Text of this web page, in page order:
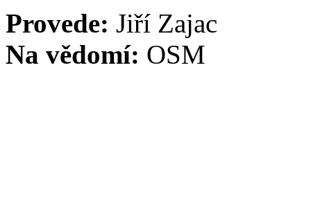
Provede: Jiří Zajac
Na vědomí: OSM